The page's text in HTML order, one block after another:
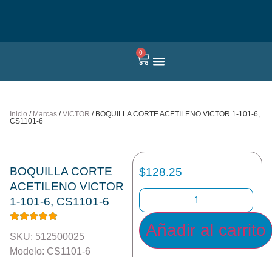
0
Inicio / Marcas /VICTOR / BOQUILLA CORTE ACETILENO VICTOR 1-101-6,
CS1101-6
BOQUILLA CORTE
ACETILENO VICTOR
1-101-6, CS1101-6
SKU: 512500025
Modelo: CS1101-6
$128.25
Añadir al carrito